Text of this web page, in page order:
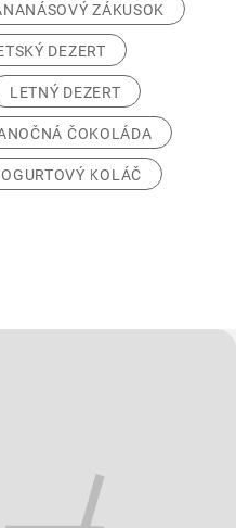
ZÁKUSOK
DEZERT
LETNÝ DEZERT
ČOKOLÁDA
KOLÁČ